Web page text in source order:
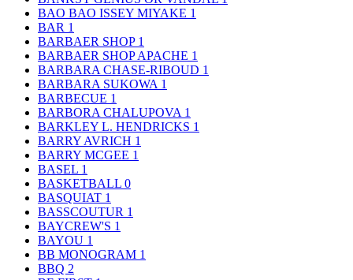
BAO BAO ISSEY MIYAKE 1
BAR 1
BARBAER SHOP 1
BARBAER SHOP APACHE 1
BARBARA CHASE-RIBOUD 1
BARBARA SUKOWA 1
BARBECUE 1
BARBORA CHALUPOVA 1
BARKLEY L. HENDRICKS 1
BARRY AVRICH 1
BARRY MCGEE 1
BASEL 1
BASKETBALL 0
BASQUIAT 1
BASSCOUTUR 1
BAYCREW'S 1
BAYOU 1
BB MONOGRAM 1
BBQ 2